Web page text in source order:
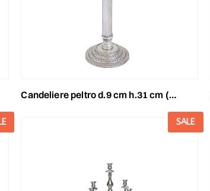
candeliere peltro d.9 cm h.31 cm (l) -mira- argento
SALE